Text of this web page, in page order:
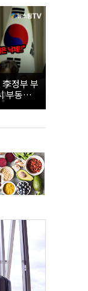
정부 부
부동산